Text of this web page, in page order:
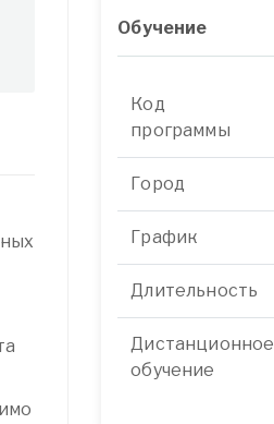
Обучение
Код
программы
Город
График
Длительность
Дистанционное
обучение